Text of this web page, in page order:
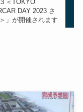
＜TOKYO
DAY 2023 さ
」が開催されます